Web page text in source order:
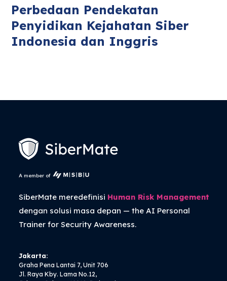
Perbedaan Pendekatan
Penyidikan Kejahatan Siber
Indonesia dan Inggris
A member of
SiberMate meredefinisi Human Risk Management
dengan solusi masa depan — the AI Personal
Trainerfor Security Awareness.
Jakarta:
Graha Pena Lantai 7, Unit 706
Jl. Raya Kby. Lama No.12,